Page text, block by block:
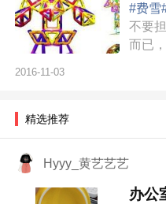
#费雪
不要
而已
习、
2016-11-03
精选推荐
Hyyy_黄艺艺艺
办公